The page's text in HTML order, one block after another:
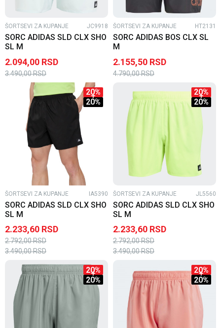
ŠORTSEVI ZA KUPANJE JC9918
SORC ADIDAS SLD CLX SHO
SL M
2.094,00 RSD
3.490,00RSD
ŠORTSEVI ZA KUPANJE HT2131
SORC ADIDAS BOS CLX SL
M
2.155,50 RSD
4.790,00RSD
20%
20%
ŠORTSEVI ZA KUPANJE IA5390
SORC ADIDAS SLD CLX SHO
SL M
2.233,60 RSD
2.792,00RSD
3.490,00RSD
20%
20%
ŠORTSEVI ZA KUPANJE JL5560
SORC ADIDAS SLD CLX SHO
SL M
2.233,60 RSD
2.792,00RSD
3.490,00RSD
20%
20%
20%
20%